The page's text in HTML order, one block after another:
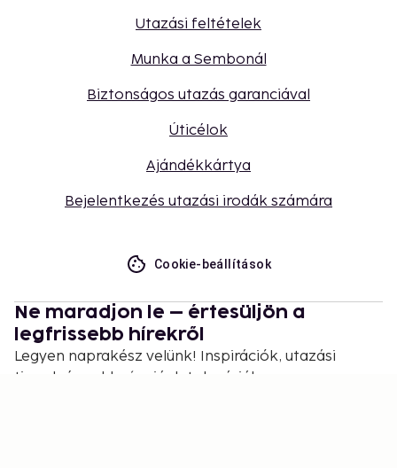
Utazási feltételek
Munka a Sembonál
Biztonságos utazás garanciával
Úticélok
Ajándékkártya
Bejelentkezés utazási irodák számára
Cookie-beállítások
Ne maradjon le – értesüljön a
legfrissebb hírekről
Legyen naprakész velünk! Inspirációk, utazási
tippek és exkluzív ajánlatok várják.